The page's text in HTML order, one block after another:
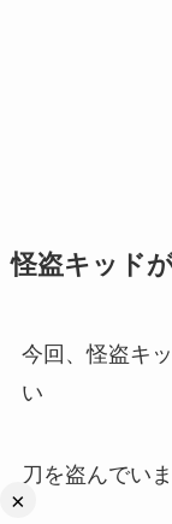
×
怪盗キッド
今回、怪盗キ
い
刀を盗んでいま